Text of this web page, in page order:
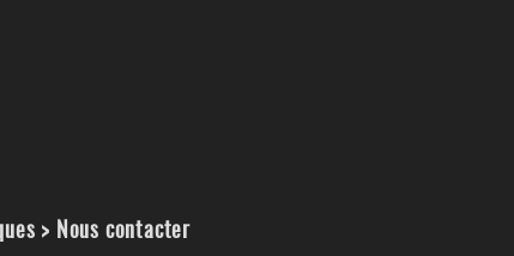
> Nous contacter